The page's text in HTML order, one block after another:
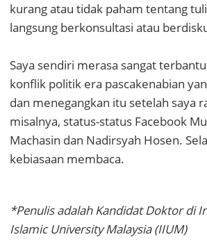
kurang atau tidak paham tentang
langsung berkonsultasi atau
Saya sendiri merasa sangat
konflik politik era pascakenabian
dan menegangkan itu setelah saya
misalnya, status-status Facebook
Machasin dan Nadirsyah Hosen.
kebiasaan membaca.
*Penulis adalah Kandidat Doktor di
Islamic University Malaysia (IIUM)